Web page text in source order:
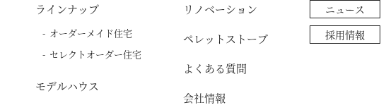
ラインナップ
オーダーメイド住宅
セレクトオーダー住宅
モデルハウス
リノベーション
ペレットストーブ
よくある質問
会社情報
ニュース
採用情報